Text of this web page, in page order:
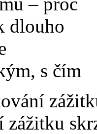
dlouho
s čím
zážitku